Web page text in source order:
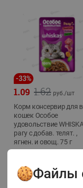
-33%
1.62
1.09 руб./шт
Корм консервир для
кошек Особое
удовольствие
рагу с добав. телят. ,
ягнен. и овощ. 75 г
Файлы